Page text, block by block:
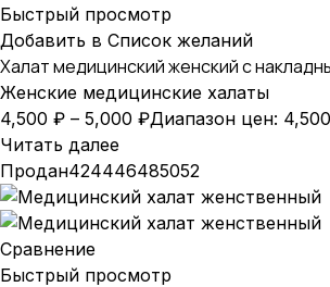
Быстрый просмотр
Добавить в Список желаний
Халат медицинский женский с
Женские медицинские халаты
4,500 ₽ – 5,000 ₽Диапазон цен:
Читать далее
Продан424446485052
Сравнение
Быстрый просмотр